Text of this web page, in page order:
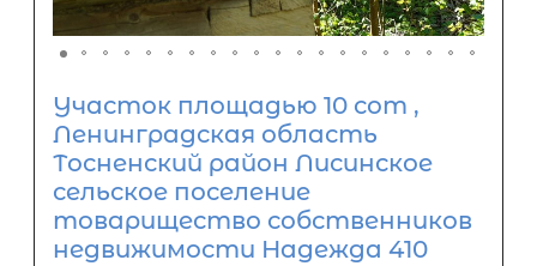
Участок площадью 10 сот ,
Ленинградская область
Тосненский район Лисинское
сельское поселение
товарищество собственников
недвижимости Надежда 410